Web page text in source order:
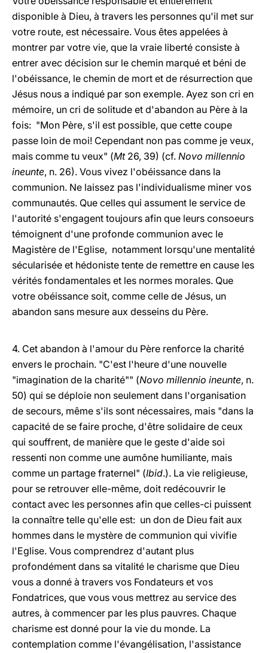
disponible à Dieu, à travers les personnes qu'il met sur
votre route, est nécessaire. Vous êtes appelées à
montrer par votre vie, que la vraie liberté consiste à
entrer avec décision sur le chemin marqué et béni de
l'obéissance, le chemin de mort et de résurrection que
Jésus nous a indiqué par son exemple. Ayez son cri en
mémoire, un cri de solitude et d'abandon au Père à la
fois: "Mon Père, s'il est possible, que cette coupe
passe loin de moi! Cependant non pas comme je veux,
mais comme tu veux" (Mt26, 39) (cf. Novo millennio
ineunte, n. 26). Vous vivez l'obéissance dans la
communion. Ne laissez pas l'individualisme miner vos
communautés. Que celles qui assument le service de
l'autorité s'engagent toujours afin que leurs consoeurs
témoignent d'une profonde communion avec le
Magistère de l'Eglise, notamment lorsqu'une mentalité
sécularisée et hédoniste tente de remettre en cause les
vérités fondamentales et les normes morales. Que
votre obéissance soit, comme celle de Jésus, un
abandon sans mesure aux desseins du Père.
4. Cet abandon à l'amour du Père renforce la charité
envers le prochain. "C'est l'heure d'une nouvelle
"imagination de la charité"" (Novo millennio ineunte, n.
50) qui se déploie non seulement dans l'organisation
de secours, même s'ils sont nécessaires, mais "dans la
capacité de se faire proche, d'être solidaire de ceux
qui souffrent, de manière que le geste d'aide soi
ressenti non comme une aumône humiliante, mais
comme un partage fraternel" (Ibid.). La vie religieuse,
pour se retrouver elle-même, doit redécouvrir le
contact avec les personnes afin que celles-ci puissent
la connaître telle qu'elle est: un don de Dieu fait aux
hommes dans le mystère de communion qui vivifie
l'Eglise. Vous comprendrez d'autant plus
profondément dans sa vitalité le charisme que Dieu
vous a donné à travers vos Fondateurs et vos
Fondatrices, que vous vous mettrez au service des
autres, à commencer par les plus pauvres. Chaque
charisme est donné pour la vie du monde. La
contemplation comme l'évangélisation, l'assistance